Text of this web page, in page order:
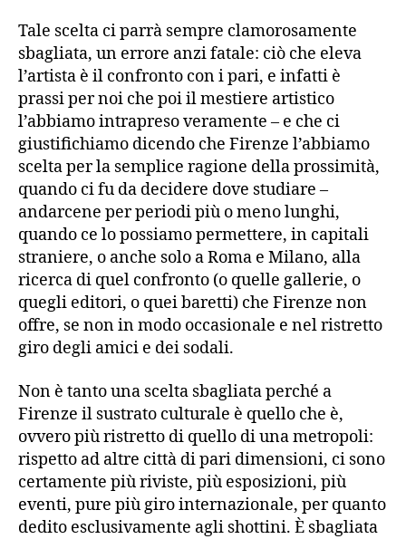
Tale scelta ci parrà sempre clamorosamente
sbagliata, un errore anzi fatale: ciò che eleva
l’artista è il confronto con i pari, e infatti è
prassi per noi che poi il mestiere artistico
l’abbiamo intrapreso veramente – e che ci
giustifichiamo dicendo che Firenze l’abbiamo
scelta per la semplice ragione della prossimità,
quando ci fu da decidere dove studiare –
andarcene per periodi più o meno lunghi,
quando ce lo possiamo permettere, in capitali
straniere, o anche solo a Roma e Milano, alla
ricerca di quel confronto (o quelle gallerie, o
quegli editori, o quei baretti) che Firenze non
offre, se non in modo occasionale e nel ristretto
giro degli amici e dei sodali.
Non è tanto una scelta sbagliata perché a
Firenze il sustrato culturale è quello che è,
ovvero più ristretto di quello di una metropoli:
rispetto ad altre città di pari dimensioni, ci sono
certamente più riviste, più esposizioni, più
eventi, pure più giro internazionale, per quanto
dedito esclusivamente agli shottini. È sbagliata